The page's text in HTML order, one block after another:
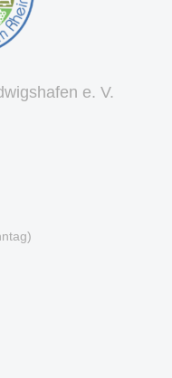
e. V.